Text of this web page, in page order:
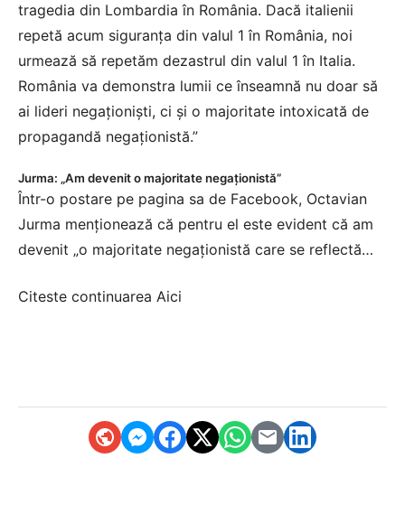
tragedia din Lombardia în România. Dacă italienii
repetă acum siguranța din valul 1 în România, noi
urmează să repetăm dezastrul din valul 1 în Italia.
România va demonstra lumii ce înseamnă nu doar să
ai lideri negaționiști, ci și o majoritate intoxicată de
propagandă negaționistă.”
Jurma: „Am devenit o majoritate negaționistă”
Într-o postare pe pagina sa de Facebook, Octavian
Jurma menționează că pentru el este evident că am
devenit „o majoritate negaționistă care se reflectă…
Citeste continuarea Aici